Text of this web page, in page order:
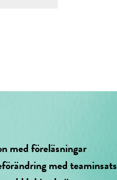
med föreläsningar
med teaminsats